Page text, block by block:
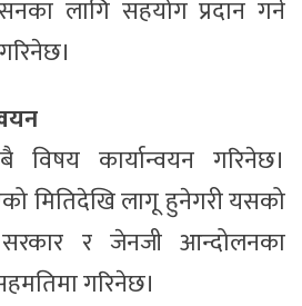
लागि सहयोग प्रदान गर्न
कार्यान्वयन गरिनेछ।
मितिदेखि लागू हुनेगरी यसको
सरकार र जेनजी आन्दोलनका
गरिनेछ।